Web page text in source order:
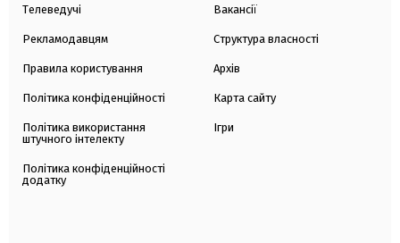
Телеведучі
Рекламодавцям
Правила користування
Політика конфіденційності
Політика використання
штучного інтелекту
Політика конфіденційності
додатку
Вакансії
Структура власності
Архів
Карта сайту
Ігри